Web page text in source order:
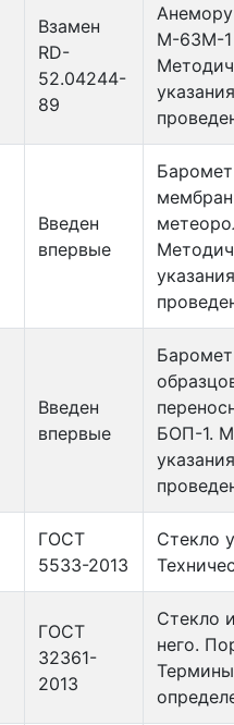
Взамен
RD-
52.04244-
89
М-63М-1
Введен
впервые
Введен
впервые
БОП-1.
ГОСТ
5533-2013
Стекло
ГОСТ
32361-
2013
Стекло
него.